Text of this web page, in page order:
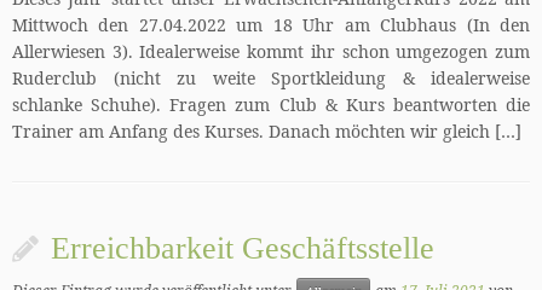
Mittwoch den 27.04.2022 um 18 Uhr am Clubhaus (In den
Allerwiesen 3). Idealerweise kommt ihr schon umgezogen zum
Ruderclub (nicht zu weite Sportkleidung & idealerweise
schlanke Schuhe). Fragen zum Club & Kurs beantworten die
Trainer am Anfang des Kurses. Danach möchten wir gleich […]
Erreichbarkeit Geschäftsstelle